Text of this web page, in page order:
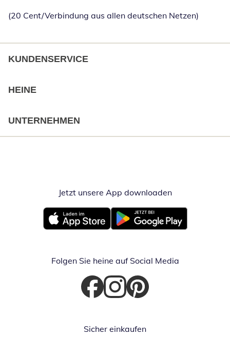
(20 Cent/Verbindung aus allen deutschen Netzen)
KUNDENSERVICE
HEINE
UNTERNEHMEN
Jetzt unsere App downloadenÖffnet in
Öffnet in neuem FensterÖffnet in neuem Fenster
Folgen Sie heine auf Social Media
Öffnet in neuem Fenster
Öffnet in neuem Fenster
Öffnet in neuem Fenster
Sicher einkaufen